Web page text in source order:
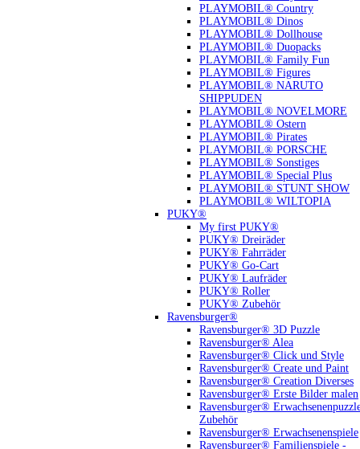
PLAYMOBIL® Country
PLAYMOBIL® Dinos
PLAYMOBIL® Dollhouse
PLAYMOBIL® Duopacks
PLAYMOBIL® Family Fun
PLAYMOBIL® Figures
PLAYMOBIL® NARUTO
SHIPPUDEN
PLAYMOBIL® NOVELMORE
PLAYMOBIL® Ostern
PLAYMOBIL® Pirates
PLAYMOBIL® PORSCHE
PLAYMOBIL® Sonstiges
PLAYMOBIL® Special Plus
PLAYMOBIL® STUNT SHOW
PLAYMOBIL® WILTOPIA
PUKY®
My first PUKY®
PUKY® Dreiräder
PUKY® Fahrräder
PUKY® Go-Cart
PUKY® Laufräder
PUKY® Roller
PUKY® Zubehör
Ravensburger®
Ravensburger® 3D Puzzle
Ravensburger® Alea
Ravensburger® Click und Style
Ravensburger® Create und Paint
Ravensburger® Creation Diverses
Ravensburger® Erste Bilder malen
Ravensburger®
Zubehör
Ravensburger® Erwachsenenspiele
Ravensburger® Familienspiele -